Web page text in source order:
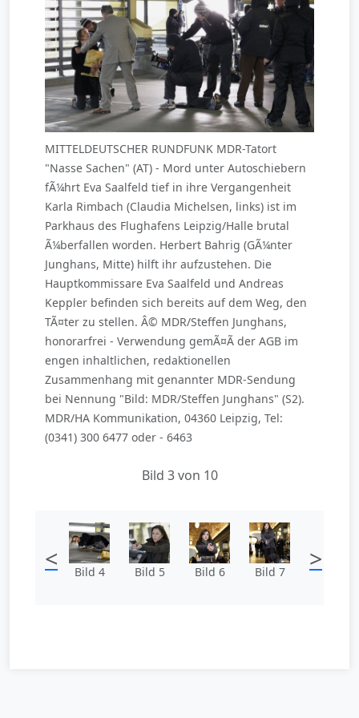
MITTELDEUTSCHER RUNDFUNK MDR-Tatort
"Nasse Sachen" (AT) - Mord unter Autoschiebern
fÃ¼hrt Eva Saalfeld tief in ihre Vergangenheit
Karla Rimbach (Claudia Michelsen, links) ist im
Parkhaus des Flughafens Leipzig/Halle brutal
Ã¼berfallen worden. Herbert Bahrig (GÃ¼nter
Junghans, Mitte) hilft ihr aufzustehen. Die
Hauptkommissare Eva Saalfeld und Andreas
Keppler befinden sich bereits auf dem Weg, den
TÃ¤ter zu stellen. Â© MDR/Steffen Junghans,
honorarfrei - Verwendung gemÃ¤Ã der AGB im
engen inhaltlichen, redaktionellen
Zusammenhang mit genannter MDR-Sendung
bei Nennung "Bild: MDR/Steffen Junghans" (S2).
MDR/HA Kommunikation, 04360 Leipzig, Tel:
(0341) 300 6477 oder - 6463
Bild 3 von 10
< Bild 4 Bild 5 Bild 6 Bild 7 >